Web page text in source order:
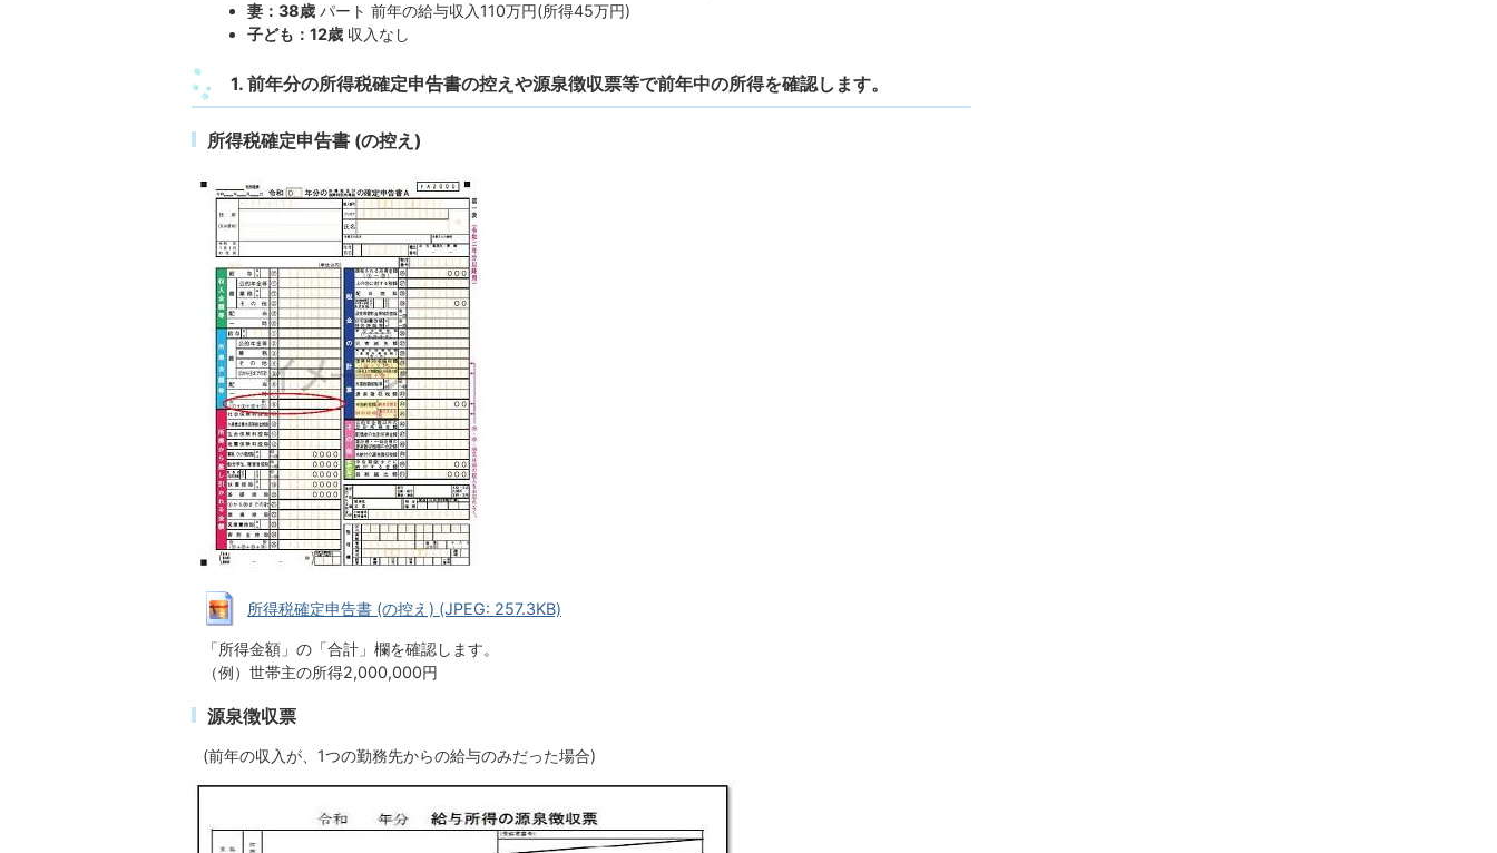
妻：38歳 パート 前年の給与収入110万円(所得45万円)
子ども：12歳 収入なし
1. 前年分の所得税確定申告書の控えや源泉徴収票等で前年中の所得を確認します。
所得税確定申告書 (の控え)
所得税確定申告書 (の控え) (JPEG: 257.3KB)
「所得金額」の「合計」欄を確認します。
（例）世帯主の所得2,000,000円
源泉徴収票
(前年の収入が、1つの勤務先からの給与のみだった場合)